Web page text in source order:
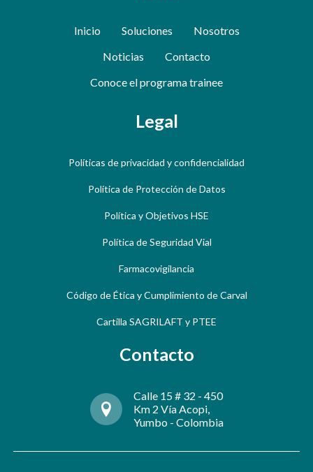
Inicio Soluciones
Nosotros
Noticias
Contacto
Conoce el programa trainee
Legal
Políticas de privacidad y confidencialidad
Política de Protección de Datos
Política y Objetivos HSE
Política de Seguridad Vial
Farmacovigilancia
Código de Ética y Cumplimiento de Carval
Cartilla SAGRILAFT y PTEE
Contacto
Calle 15 # 32 - 450
Km 2 Vía Acopi,
Yumbo - Colombia